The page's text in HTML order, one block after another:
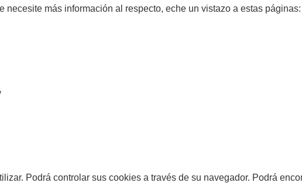
necesite más información al respecto, eche un vistazo a estas páginas:
Podrá controlar sus cookies a través de su navegador. Podrá